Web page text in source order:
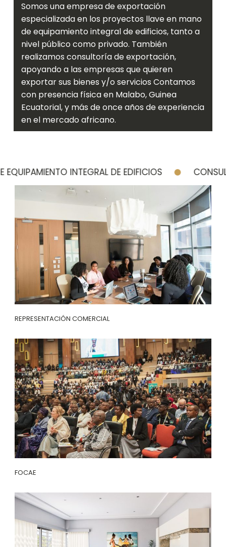
Somos una empresa de exportación
especializada en los proyectos llave en mano
de equipamiento integral de edificios, tanto a
nivel público como privado. También
realizamos consultoría de exportación,
apoyando a las empresas que quieren
exportar sus bienes y/o servicios Contamos
con presencia física en Malabo, Guinea
Ecuatorial, y más de once años de experiencia
en el mercado africano.
INTEGRAL DE EDIFICIOS
REPRESENTACIÓN COMERCIAL
FOCAE